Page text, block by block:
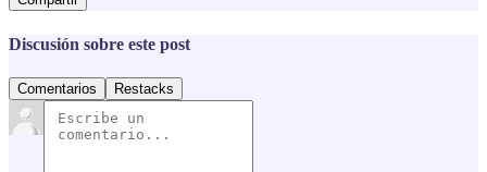
Discusión sobre este post
Comentarios Restacks